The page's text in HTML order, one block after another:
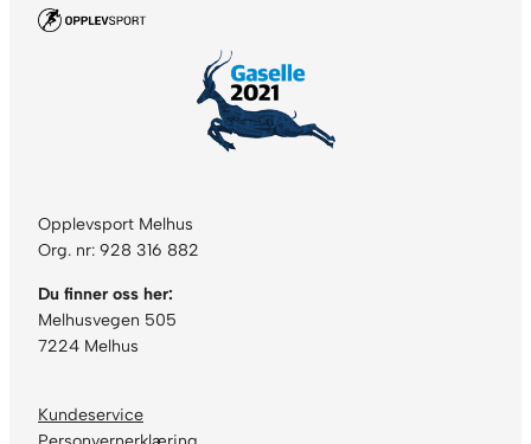
Opplevsport Melhus
Org. nr: 928 316 882
Du finner oss her:
Melhusvegen 505
7224 Melhus
Kundeservice